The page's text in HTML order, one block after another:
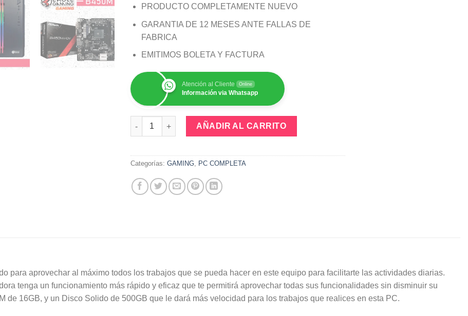
PRODUCTO COMPLETAMENTE NUEVO
GARANTIA DE 12 MESES ANTE FALLAS DE
FABRICA
EMITIMOS BOLETA Y FACTURA
Atención al Cliente Online
Información via Whatsapp
COMPUTADORA PC RYZEN 5 2400G RAM 16GB + SSD 500GB + GRAFICA VEGA 112GB cantidad
AÑADIR AL CARRITO
Categorías: GAMING, PC COMPLETA
para aprovechar al máximo todos los trabajos que se pueda hacer en este equipo para facilitarte las actividades diarias.
tenga un funcionamiento más rápido y eficaz que te permitirá aprovechar todas sus funcionalidades sin disminuir su
de 16GB, y un Disco Solido de 500GB que le dará más velocidad para los trabajos que realices en esta PC.